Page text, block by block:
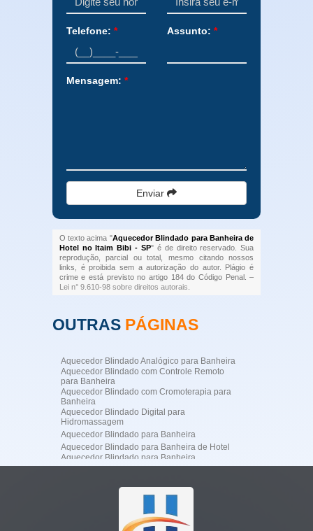
Telefone: * Assunto: *
Mensagem: *
Enviar
O texto acima "Aquecedor Blindado para Banheira de
Hotel no Itaim Bibi - SP" é de direito reservado. Sua
reprodução, parcial ou total, mesmo citando nossos
links, é proibida sem a autorização do autor. Plágio é
crime e está previsto no artigo 184 do Código Penal. –
Lei n° 9.610-98 sobre direitos autorais
OUTRAS PÁGINAS
Aquecedor Blindado Analógico para Banheira
Aquecedor Blindado com Controle Remoto
para Banheira
Aquecedor Blindado com Cromoterapia para
Banheira
Aquecedor Blindado Digital para
Hidromassagem
Aquecedor Blindado para Banheira
Aquecedor Blindado para Banheira de Hotel
Aquecedor Blindado para Banheira
Profissional
Residencial de Luxo
Aquecedor Blindado para SPA
Aquecedor de Água para Jacuzzi